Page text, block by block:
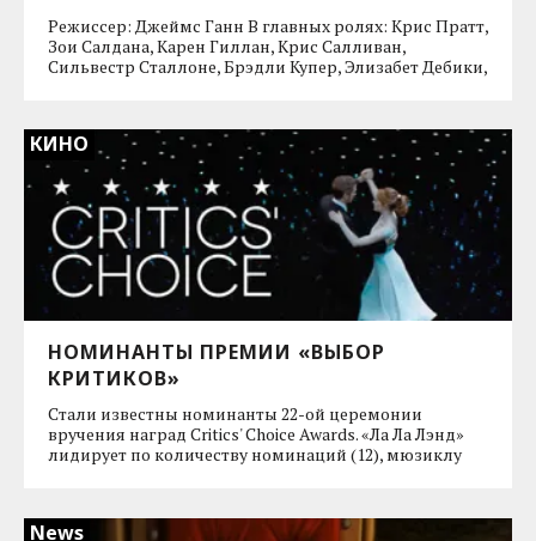
Режиссер: Джеймс Ганн В главных ролях: Крис Пратт,
Зои Салдана, Карен Гиллан, Крис Салливан,
Сильвестр Сталлоне, Брэдли Купер, Элизабет Дебики,
КИНО
НОМИНАНТЫ ПРЕМИИ «ВЫБОР
КРИТИКОВ»
Стали известны номинанты 22-ой церемонии
вручения наград Critics' Choice Awards. «Ла Ла Лэнд»
лидирует по количеству номинаций (12), мюзиклу
News